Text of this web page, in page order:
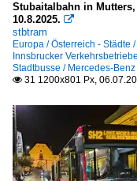
Stubaitalbahn in
10.8.2025. 
stbtram
Europa / Österreich - Städte
Innsbrucker
Stadtbusse / Mercedes-
 31 1200x801 Px,